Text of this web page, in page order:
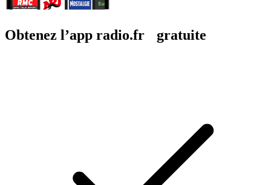
Obtenez l’app radio.fr gratuite